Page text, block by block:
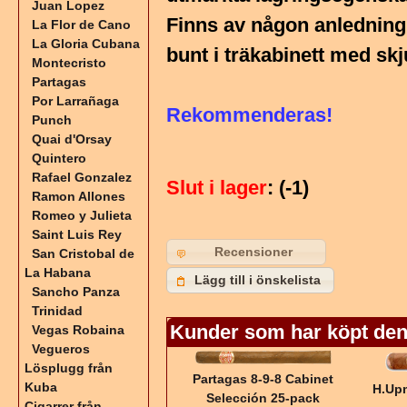
Finns av någon
bunt i träkabinett med
Rekommenderas!
Slut i lager: (-1)
Recensioner
Lägg till i önskelista
Kunder som har köpt
Partagas 8-9-8 Cabinet
Selección 25-pack
Juan Lopez
La Flor de Cano
La Gloria Cubana
Montecristo
Partagas
Por Larrañaga
Punch
Quai d'Orsay
Quintero
Rafael Gonzalez
Ramon Allones
Romeo y Julieta
Saint Luis Rey
San Cristobal de
La Habana
Sancho Panza
Trinidad
Vegas Robaina
Vegueros
Lösplugg från
Kuba